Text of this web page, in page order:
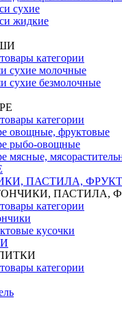
сухие
жидкие
категории
сухие молочные
сухие безмолочные
категории
овощные, фруктовые
рыбо-овощные
мясные,
ПАСТИЛА,
ПАСТИЛА,
категории
кусочки
категории